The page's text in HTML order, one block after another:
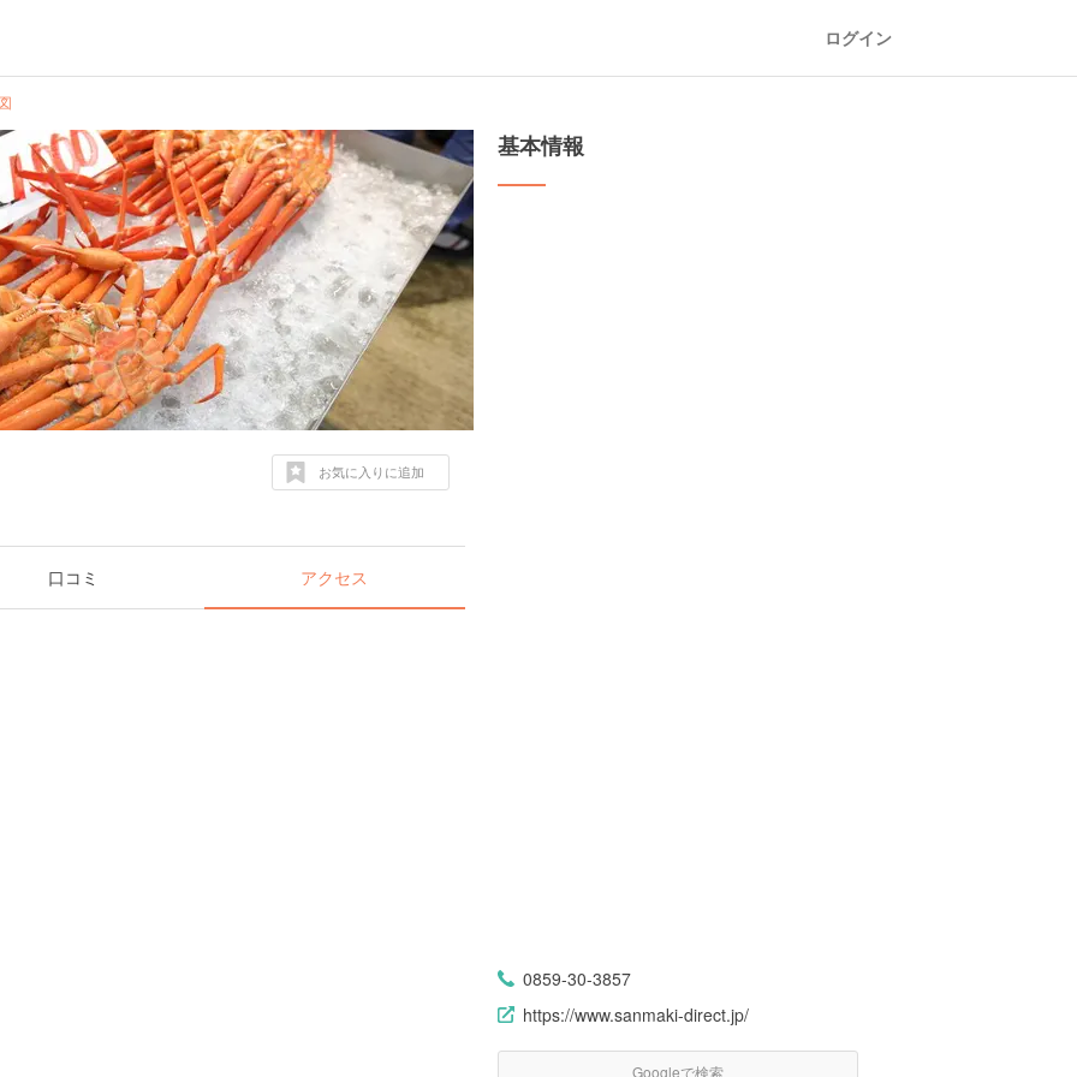
ログイン
お気に入りに追加
口コミ アクセス
基本情報
0859-30-3857
https://www.sanmaki-direct.jp/
Googleで検索